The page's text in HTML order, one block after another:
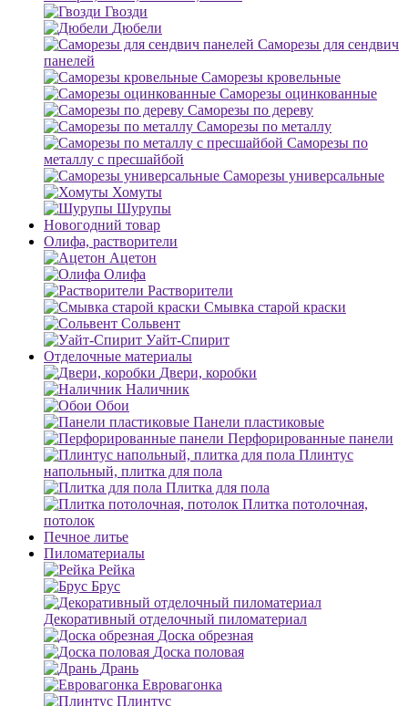
Гвозди
Дюбели
Саморезы для сендвич
панелей
Саморезы кровельные
Саморезы оцинкованные
Саморезы по дереву
Саморезы по металлу
Саморезы по
металлу с пресшайбой
Саморезы универсальные
Хомуты
Шурупы
Новогодний товар
Олифа, растворители
Ацетон
Олифа
Растворители
Смывка старой краски
Сольвент
Уайт-Спирит
Отделочные материалы
Двери, коробки
Наличник
Обои
Панели пластиковые
Перфорированные панели
Плинтус
напольный, плитка для пола
Плитка для пола
Плитка потолочная,
потолок
Печное литье
Пиломатериалы
Рейка
Брус
Декоративный отделочный пиломатериал
Доска обрезная
Доска половая
Дрань
Евровагонка
Плинтус